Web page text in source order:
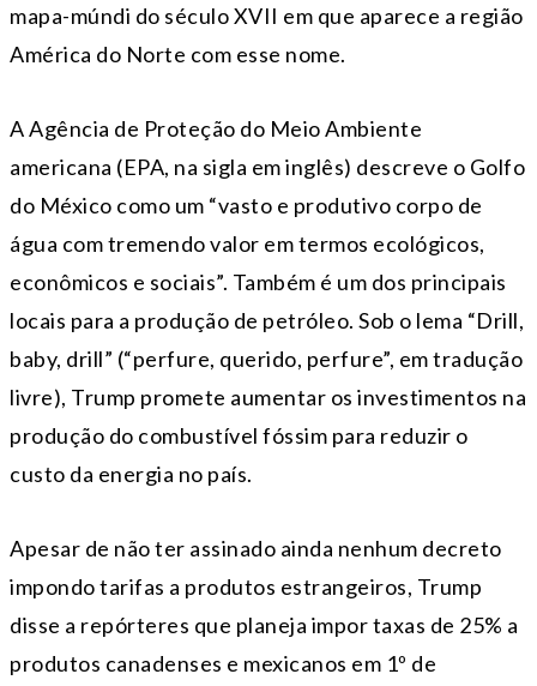
mapa-múndi do século XVII em que aparece a região
América do Norte com esse nome.
A Agência de Proteção do Meio Ambiente
americana (EPA, na sigla em inglês) descreve o Golfo
do México como um “vasto e produtivo corpo de
água com tremendo valor em termos ecológicos,
econômicos e sociais”. Também é um dos principais
locais para a produção de petróleo. Sob o lema “Drill,
baby, drill” (“perfure, querido, perfure”, em tradução
livre), Trump promete aumentar os investimentos na
produção do combustível fóssim para reduzir o
custo da energia no país.
Apesar de não ter assinado ainda nenhum decreto
impondo tarifas a produtos estrangeiros, Trump
disse a repórteres que planeja impor taxas de 25% a
produtos canadenses e mexicanos em 1º de